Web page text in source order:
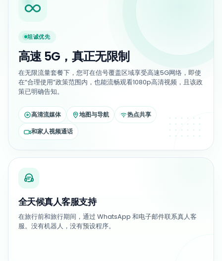
坦诚优先
高速 5G，真正无限制
在无限流量套餐下，您可在信号覆盖区域享受高速5G网络，即使
在“合理使用”政策范围内，也能流畅观看1080p高清视频，且该政
策已明确告知。
高清流媒体 地图与导航
热点共享
和家人视频通话
全天候真人客服支持
在旅行前和旅行期间，通过 WhatsApp 和电子邮件联系真人客
服。没有机器人，没有预设程序。